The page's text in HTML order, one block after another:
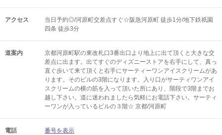
アクセス
当日予約◎/河原町交差点すぐ☆阪急河原町 徒歩1分/地下鉄祇園
四条 徒歩3分
道案内
京都河原町駅の東改札口3番出口より地上に出て頂くと大きな交
差点に出ます。出てすぐのディズニーストアを右手にして、真っ
直ぐ歩いて来て頂くと右手にサーティーワンアイスクリームがあ
ります。そのビルの3階になります。入り口がサーティワンアイ
スクリームの横の筋を入って頂いた所にあり、階段で3階までお
越し下さい。道に迷われましたら気軽にお電話下さい。サーティ
ーワンが入っているビルの３階☆ 京都/河原町
電話 番号を表示